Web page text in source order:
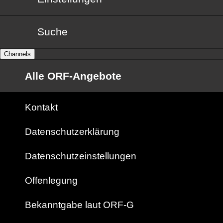
Suche
Channels
Alle ORF-Angebote
Kontakt
Datenschutzerklärung
Datenschutzeinstellungen
Offenlegung
Bekanntgabe laut ORF-G